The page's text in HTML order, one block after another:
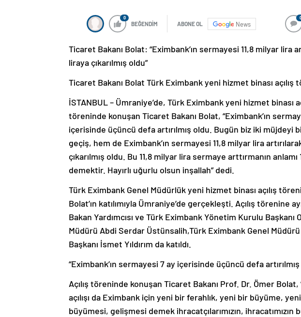
0
BEĞENDİM ABONE OL News
Ticaret Bakanı Bolat: “Eximbank’ın sermayesi 11,8 milyar lira
liraya çıkarılmış oldu”
Ticaret Bakanı Bolat Türk Eximbank yeni hizmet binası açılış
İSTANBUL – Ümraniye’de, Türk Eximbank yeni hizmet binası
töreninde konuşan Ticaret Bakanı Bolat, “Eximbank’ın
içerisinde üçüncü defa artırılmış oldu. Bugün biz iki müjdeyi
geçiş, hem de Eximbank’ın sermayesi 11,8 milyar lira
çıkarılmış oldu. Bu 11,8 milyar lira sermaye arttırmanın
demektir. Hayırlı uğurlu olsun inşallah” dedi.
Türk Eximbank Genel Müdürlük yeni hizmet binası açılış
Bolat’ın katılımıyla Ümraniye’de gerçekleşti. Açılış törenine
Bakan Yardımcısı ve Türk Eximbank Yönetim Kurulu Başkanı
Müdürü Abdi Serdar Üstünsalih,Türk Eximbank Genel
Başkanı İsmet Yıldırım da katıldı.
“Eximbank’ın sermayesi 7 ay içerisinde üçüncü defa artırılmış
Açılış töreninde konuşan Ticaret Bakanı Prof. Dr. Ömer Bolat,
açılışı da Eximbank için yeni bir ferahlık, yeni bir büyüme,
büyümesi, gelişmesi demek ihracatçılarımızın,